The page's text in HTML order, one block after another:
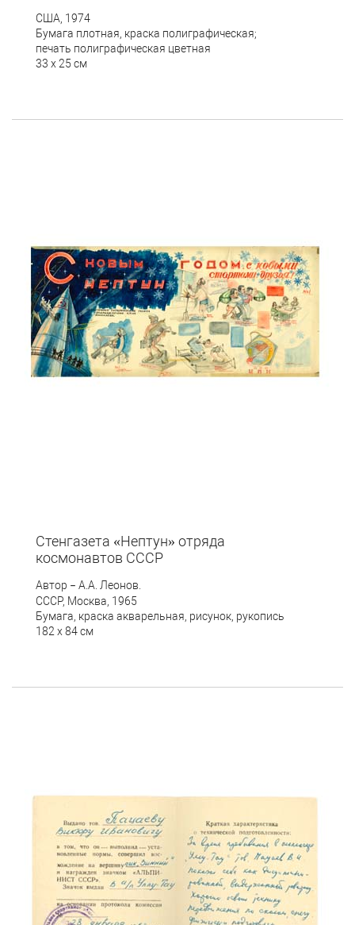
США, 1974
Бумага плотная, краска полиграфическая;
печать полиграфическая цветная
33 x 25 см
Стенгазета «Нептун» отряда
космонавтов СССР
Автор – А.А. Леонов.
СССР, Москва, 1965
Бумага, краска акварельная, рисунок, рукопись
182 х 84 см